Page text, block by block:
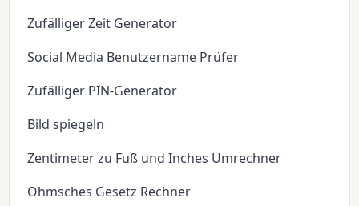
Zufälliger Zeit Generator
Social Media Benutzername Prüfer
Zufälliger PIN-Generator
Bild spiegeln
Zentimeter zu Fuß und Inches Umrechner
Ohmsches Gesetz Rechner